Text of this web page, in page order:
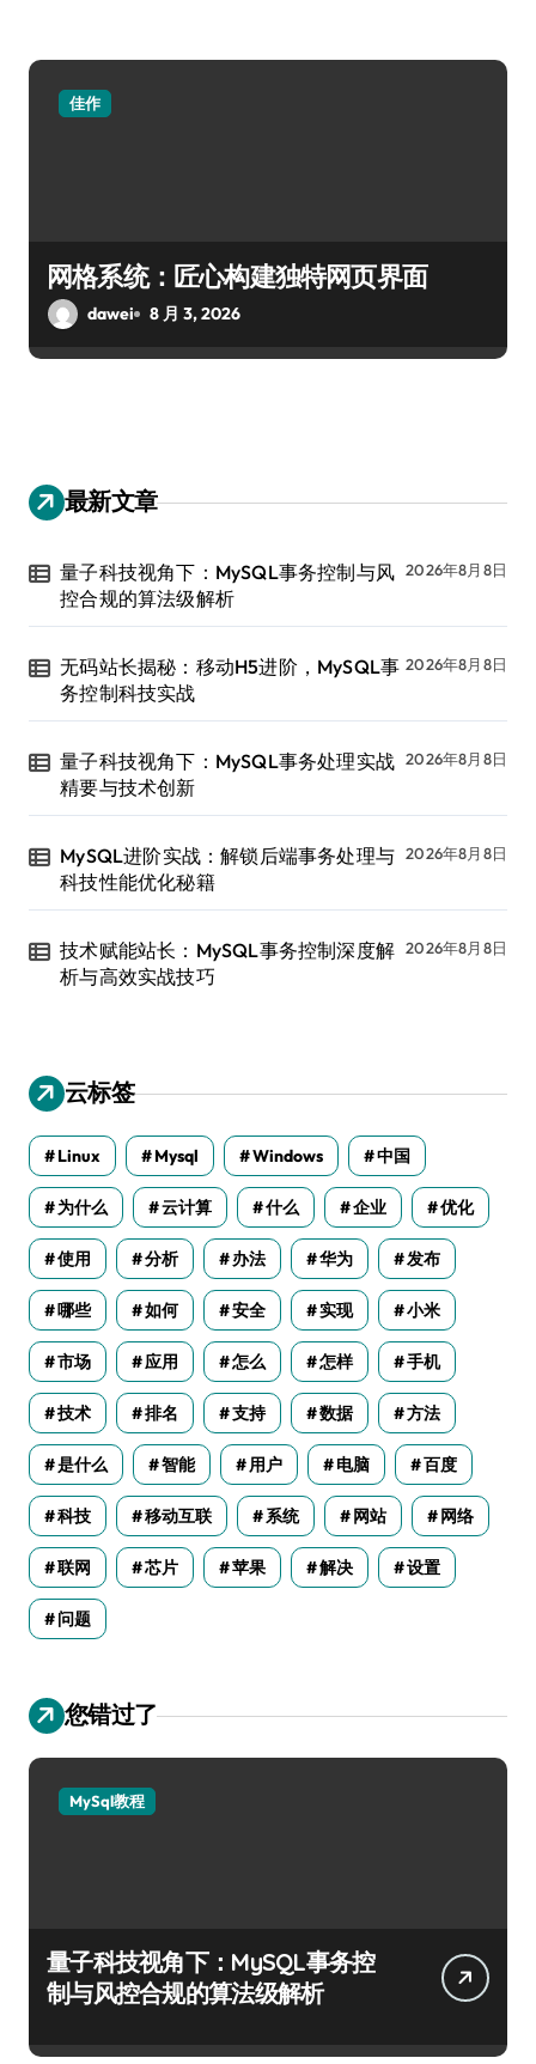
佳作
网格系统：匠心构建独特网页界面
dawei 8 月 3, 2026
最新文章
量子科技视角下：MySQL事务控制与风
控合规的算法级解析
2026年8月8日
无码站长揭秘：移动H5进阶，MySQL事
务控制科技实战
2026年8月8日
量子科技视角下：MySQL事务处理实战
精要与技术创新
2026年8月8日
MySQL进阶实战：解锁后端事务处理与
科技性能优化秘籍
2026年8月8日
技术赋能站长：MySQL事务控制深度解
析与高效实战技巧
2026年8月8日
云标签
Linux Mysql Windows 中国
为什么 云计算 什么 企业 优化
使用 分析 办法 华为 发布
哪些 如何 安全 实现 小米
市场 应用 怎么 怎样 手机
技术 排名 支持 数据 方法
是什么 智能 用户 电脑 百度
科技 移动互联 系统 网站 网络
联网 芯片 苹果 解决 设置
问题
您错过了
MySql教程
量子科技视角下：MySQL事务控
制与风控合规的算法级解析